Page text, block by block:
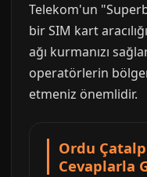
Telekom'un
bir SIM kart
ağı kurmanızı
operatörlerin
etmeniz önemlidir.
Ordu
Cevaplarla